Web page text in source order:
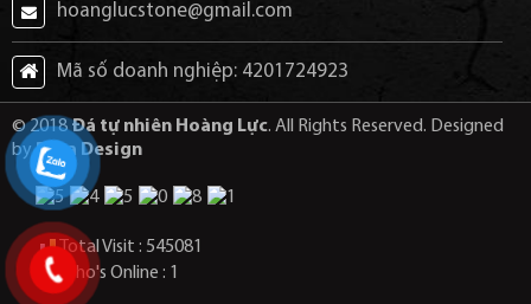
hoanglucstone@gmail.com
Mã số doanh nghiệp: 4201724923
© 2018Đá tự nhiên Hoàng Lực. All Rights Reserved. Designed
byPuta Design
Total Visit : 545081
Who's Online : 1